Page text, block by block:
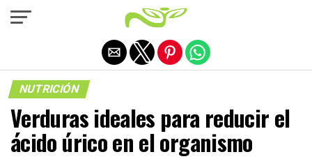
NUTRICIÓN
Verduras ideales para reducir el
ácido úrico en el organismo
Salir de la versión móvil